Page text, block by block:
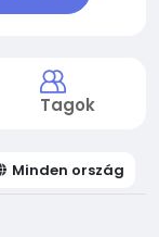
Tagok
Minden ország